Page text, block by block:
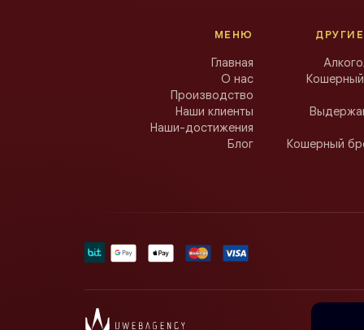
Кошерный
МЕНЮ
Главная
О нас
Производство
Наши клиенты
Наши-достижения
Блог